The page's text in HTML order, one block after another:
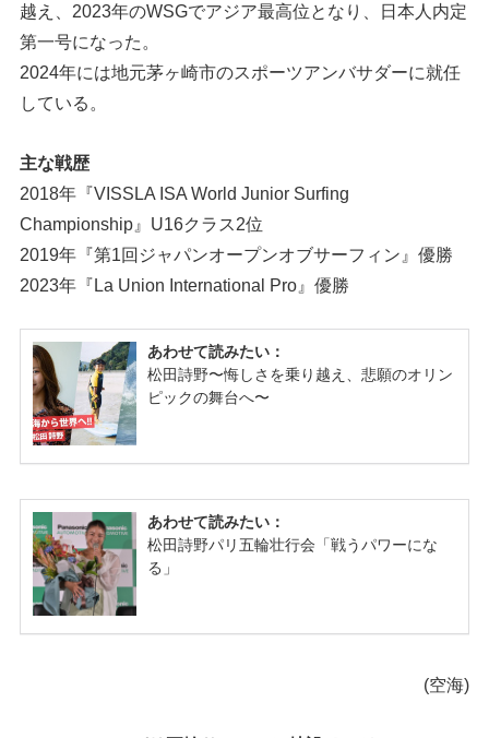
越え、2023年のWSGでアジア最高位となり、日本人内定
第一号になった。
2024年には地元茅ヶ崎市のスポーツアンバサダーに就任
している。
主な戦歴
2018年『VISSLA ISA World Junior Surfing
Championship』U16クラス2位
2019年『第1回ジャパンオープンオブサーフィン』優勝
2023年『La Union International Pro』優勝
(空海)